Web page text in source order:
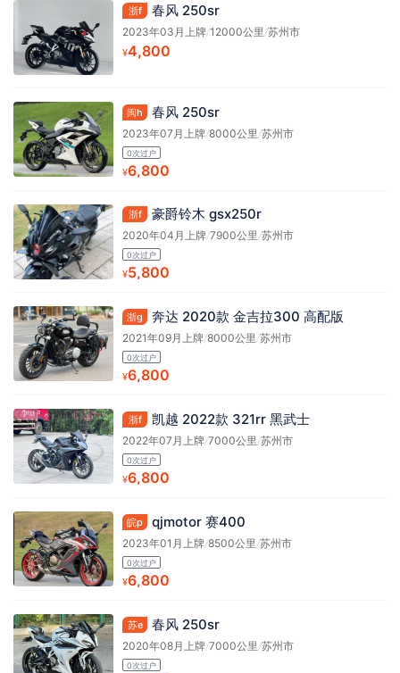
浙f 春风 250sr
2023年03月上牌/12000公里 /苏州市
¥4,800
闽h 春风 250sr
2023年07月上牌/8000公里 /苏州市
0次过户
¥6,800
浙f 豪爵铃木 gsx250r
2020年04月上牌/7900公里/苏州市
0次过户
¥5,800
浙g 奔达 2020款 金吉拉300 高配版
2021年09月上牌/8000公里/苏州市
0次过户
¥6,800
浙f 凯越 2022款 321rr 黑武士
2022年07月上牌/7000公里/苏州市
0次过户
¥6,800
皖p qjmotor 赛400
2023年01月上牌/8500公里/苏州市
0次过户
¥6,800
苏e 春风 250sr
2020年08月上牌/7000公里/苏州市
0次过户